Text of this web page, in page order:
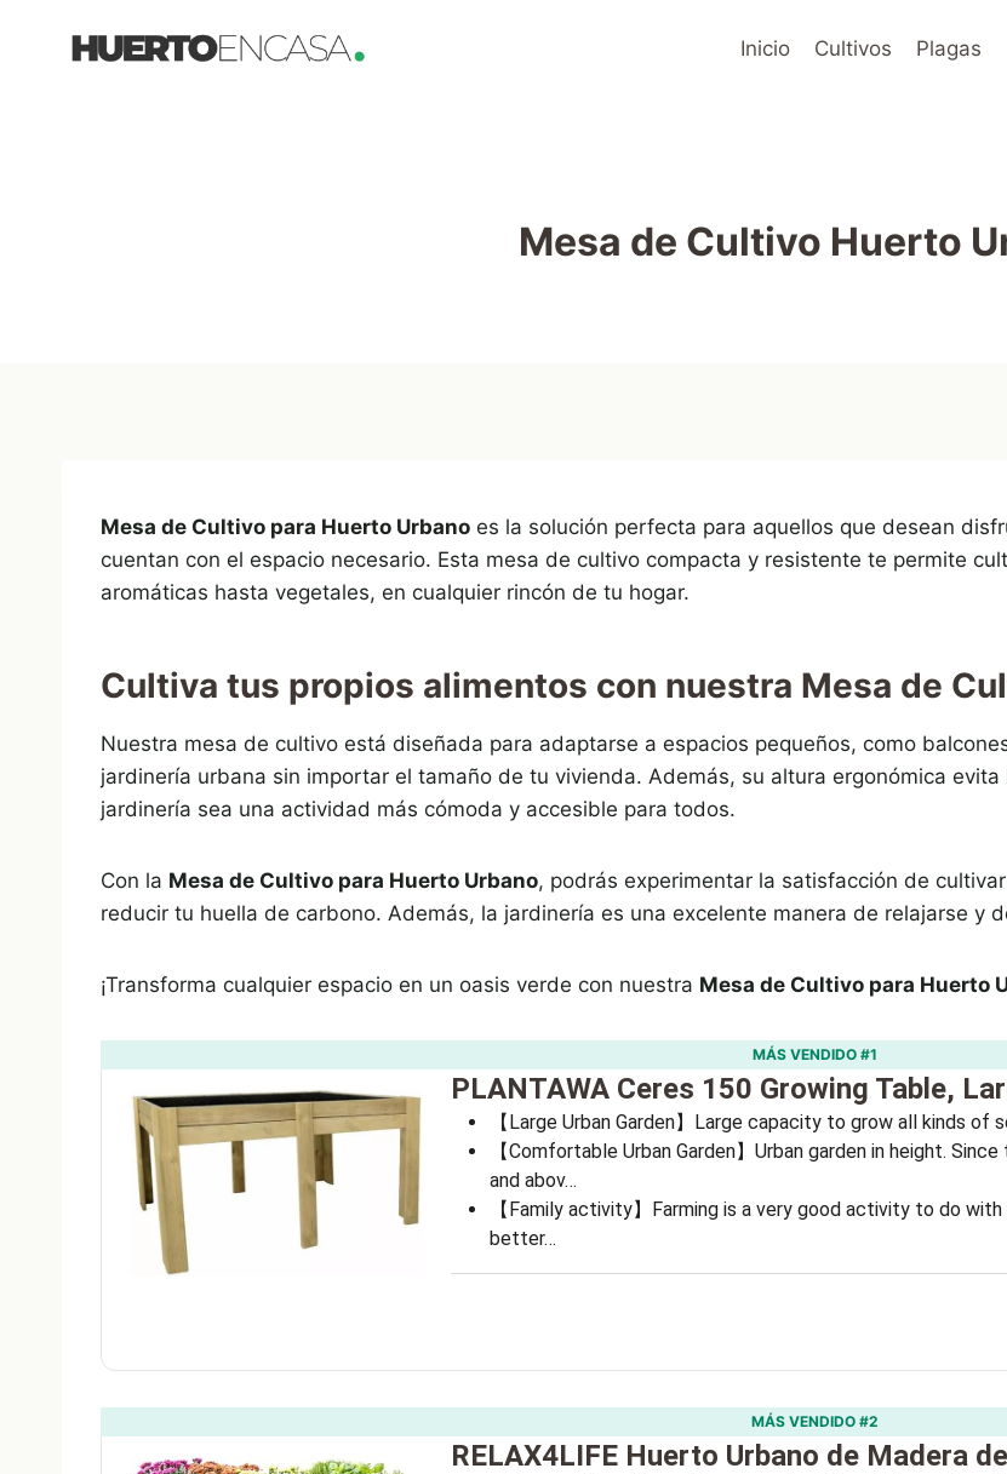
Inicio Cultivos Plagas
Mesa de Cultivo Huerto
Mesa de Cultivo para Huerto Urbano es la solución perfecta para aquellos que desean
cuentan con el espacio necesario. Esta mesa de cultivo compacta y resistente te permite
aromáticas hasta vegetales, en cualquier rincón de tu hogar.
Cultiva tus propios alimentos con nuestra Mesa de
Nuestra mesa de cultivo está diseñada para adaptarse a espacios pequeños, como
jardinería urbana sin importar el tamaño de tu vivienda. Además, su altura ergonómica
jardinería sea una actividad más cómoda y accesible para todos.
Con la Mesa de Cultivo para Huerto Urbano, podrás experimentar la satisfacción de
reducir tu huella de carbono. Además, la jardinería es una excelente manera de relajarse y
¡Transforma cualquier espacio en un oasis verde con nuestra Mesa de Cultivo para Huerto
MÁS VENDIDO #1
PLANTAWA Ceres 150 Growing Table,
【Large Urban Garden】Large capacity to grow all kinds of
【Comfortable Urban Garden】Urban garden in height.
and abov…
【Family activity】Farming is a very good activity to do
better…
MÁS VENDIDO #2
RELAX4LIFE Huerto Urbano de Madera